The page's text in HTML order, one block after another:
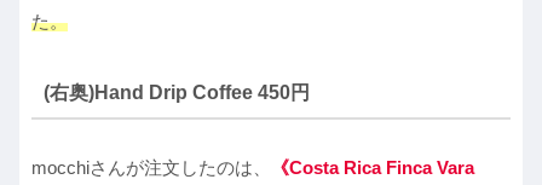
た。
(右奥)Hand Drip Coffee 450円
mocchiさんが注文したのは、
《Costa Rica Finca Vara